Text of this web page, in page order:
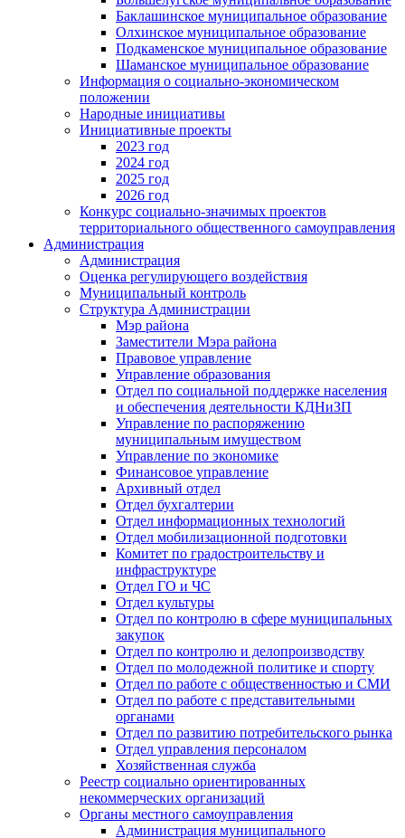
Баклашинское муниципальное образование
Олхинское муниципальное образование
Подкаменское муниципальное образование
Шаманское муниципальное образование
Информация о социально-экономическом
положении
Народные инициативы
Инициативные проекты
2023 год
2024 год
2025 год
2026 год
Конкурс социально-значимых проектов
территориального общественного самоуправления
Администрация
Администрация
Оценка регулирующего воздействия
Муниципальный контроль
Структура Администрации
Мэр района
Заместители Мэра района
Правовое управление
Управление образования
Отдел по социальной поддержке населения
и обеспечения деятельности КДНиЗП
Управление по распоряжению
муниципальным имуществом
Управление по экономике
Финансовое управление
Архивный отдел
Отдел бухгалтерии
Отдел информационных технологий
Отдел мобилизационной подготовки
Комитет по градостроительству и
инфраструктуре
Отдел ГО и ЧС
Отдел культуры
Отдел по контролю в сфере муниципальных
закупок
Отдел по контролю и делопроизводству
Отдел по молодежной политике и спорту
Отдел по работе с общественностью и СМИ
Отдел по работе с представительными
органами
Отдел по развитию потребительского рынка
Отдел управления персоналом
Хозяйственная служба
Реестр социально ориентированных
некоммерческих организаций
Органы местного самоуправления
Администрация муниципального